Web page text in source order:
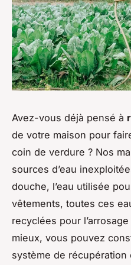
Avez-vous déjà pensé à
de votre maison pour
coin de verdure ? Nos
sources d’eau
douche, l’eau utilisée
vêtements, toutes ces
recyclées pour
mieux, vous pouvez
système de